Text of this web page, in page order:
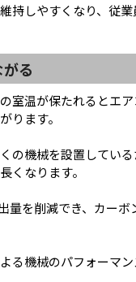
持しやすくなり、従
る
室温が保たれるとエ
ります。
の機械を設置してい
くなります。
量を削減でき、カー
る機械のパフォーマ